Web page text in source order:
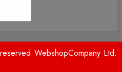
WebshopCompany Ltd.